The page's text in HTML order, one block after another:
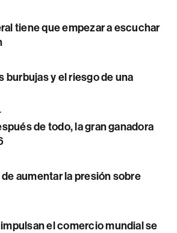
tiene que empezar a escuchar
burbujas y el riesgo de una
de todo, la gran ganadora
aumentar la presión sobre
el comercio mundial se